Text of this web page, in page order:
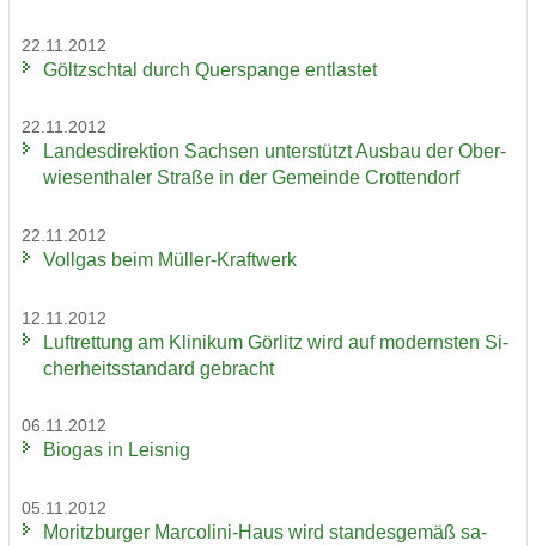
22.11.2012
Göltzsch­tal durch Quer­span­ge ent­las­tet
22.11.2012
Lan­des­di­rek­ti­on Sach­sen un­ter­stützt Aus­bau der Ober­
wie­sen­tha­ler Stra­ße in der Ge­mein­de Crot­ten­dorf
22.11.2012
Voll­gas beim Müller-​Kraftwerk
12.11.2012
Luft­ret­tung am Kli­ni­kum Gör­litz wird auf mo­derns­ten Si­
cher­heits­stan­dard ge­bracht
06.11.2012
Bio­gas in Leis­nig
05.11.2012
Mo­ritz­bur­ger Marcolini-​Haus wird stan­des­ge­mäß sa­